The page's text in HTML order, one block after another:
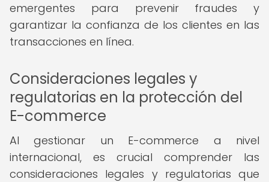
emergentes para prevenir fraudes y
garantizar la confianza de los clientes en las
transacciones en línea.
Consideraciones legales y
regulatorias en la protección del
E-commerce
Al gestionar un E-commerce a nivel
internacional, es crucial comprender las
consideraciones legales y regulatorias que